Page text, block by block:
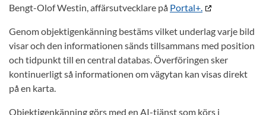
Bengt-Olof Westin, affärsutvecklare på Portal+.
Genom objektigenkänning bestäms vilket underlag varje bild
visar och den informationen sänds tillsammans med position
och tidpunkt till en central databas. Överföringen sker
kontinuerligt så informationen om vägytan kan visas direkt
på en karta.
Objektigenkänning görs med en AI-tjänst som körs i